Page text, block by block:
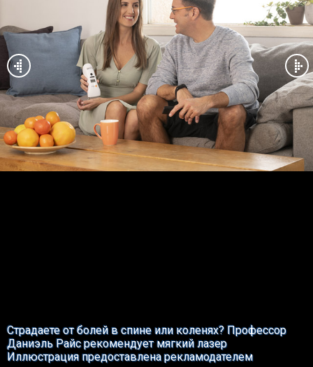
Страдаете от болей в спине или коленях? Профессор
Даниэль Райс рекомендует мягкий лазер
Иллюстрация предоставлена рекламодателем